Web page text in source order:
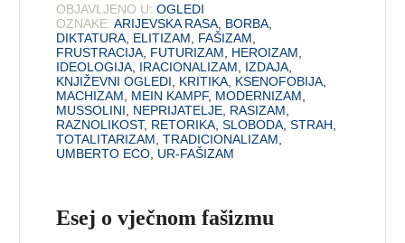
OBJAVLJENO U: OGLEDI
OZNAKE: ARIJEVSKA RASA BORBA
DIKTATURA ELITIZAM FAŠIZAM
FRUSTRACIJA FUTURIZAM HEROIZAM
IDEOLOGIJA IRACIONALIZAM IZDAJA
KNJIŽEVNI OGLEDI
KRITIKA KSENOFOBIJA
MACHIZAM
MEIN KAMPF, MODERNIZAM
MUSSOLINI
NEPRIJATELJE RASIZAM
RAZNOLIKOST, RETORIKA ,SLOBODA ,STRAH
TOTALITARIZAM ,TRADICIONALIZAM
UMBERTO ECO UR-FAŠIZAM
Esej o vječnom fašizmu